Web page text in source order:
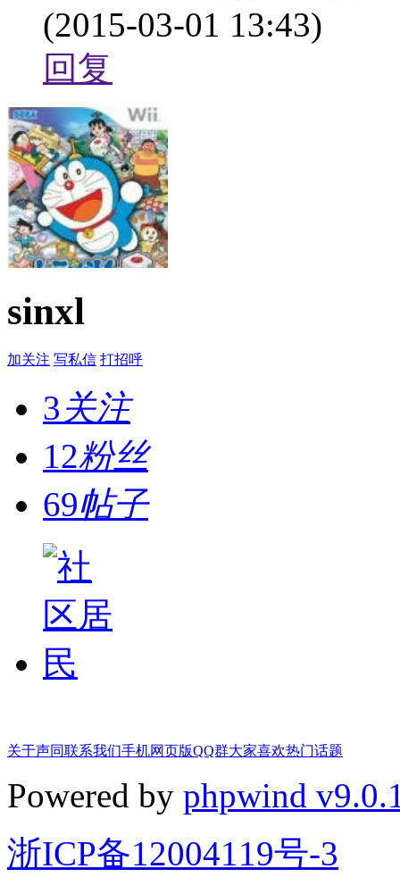
(2015-03-01 13:43)
回复
sinxl
加关注 写私信 打招呼
3关注
12粉丝
69帖子
关于声同联系我们手机网页版QQ群大家喜欢热门话题
Powered by phpwind
浙ICP备12004119号-3